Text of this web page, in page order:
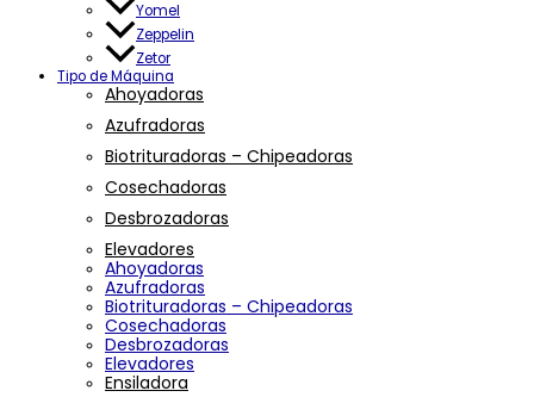
Yomel
Zeppelin
Zetor
Tipo de Máquina
Ahoyadoras
Azufradoras
Biotrituradoras – Chipeadoras
Cosechadoras
Desbrozadoras
Elevadores
Ahoyadoras
Azufradoras
Biotrituradoras – Chipeadoras
Cosechadoras
Desbrozadoras
Elevadores
Ensiladora